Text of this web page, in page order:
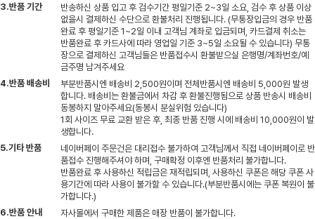
3.반품 기간
반송하신 상품 입고 후 검수기간 평일기준 2~3일 소요, 검수 후 상품 이상
없을시 결제하신 수단으로 환불처리 진행됩니다. (무통장입금의 경우 반품
완료 후 평일기준 1~2일 이내 고객님 계좌로 입금되며, 카드결제 취소는
반품완료 후 카드사에 따라 영업일 기준 3~5일 소요될 수 있습니다) 무통
장으로 결제하신 고객님들은 반품접수시 환불받으실 은행명/계좌번호/예
금주명 남겨주세요
4.반품 배송비
부분반품시엔 배송비 2,500원이며 전체반품시엔 배송비 5,000원 발생
합니다. 배송비는 환불금에서 차감 후 환불진행됨으로 상품 반송시 배송비
동봉하지 말아주세요(동봉시 분실위험 있습니다)
1회 사이즈 무료 교환 받은 후, 최종 반품 진행 시에 배송비 10,000원이 발
생합니다.
5.기타 반품
네이버페이 주문건은 대리접수 불가하여 고객님께서 직접 네이버페이로 반
품접수 진행해주셔야 하며, 구매확정 이후엔 반품처리 불가합니다.
반품완료 후 사용하신 적립금은 재적립되며, 사용하신 쿠폰은 해당 쿠폰 사
용기간에 따라 사용이 불가할 수 있습니다.(부분반품시에는 쿠폰 복원이 불
가합니다.)
6.반품 안내
자사몰에서 구매한 제품은 매장 반품이 불가합니다.